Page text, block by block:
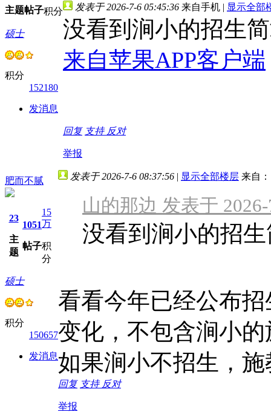
主题帖子积分
硕士
积分
152180
发消息
发表于 2026-7-6 05:45:36 来自手机 | 显示全部
没看到涧小的招生
来自苹果APP客户端
回复 支持 反对
举报
肥而不腻
23
主
题
1051
帖子
15
万
积
分
硕士
积分
150657
发消息
发表于 2026-7-6 08:37:56 | 显示全部楼层 来自
山的那边 发表于
没看到涧小的招
看看今年已经公布
变化，不包含涧小
如果涧小不招生，
回复 支持 反对
举报